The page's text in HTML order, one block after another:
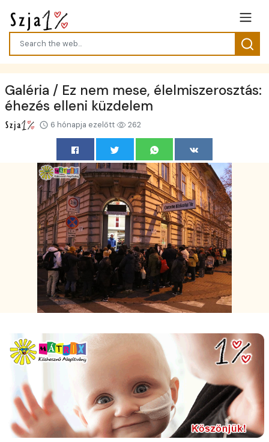
Galéria / Ez nem mese, élelmiszerosztás:
éhezés elleni küzdelem
6 hónapja ezelőtt 262